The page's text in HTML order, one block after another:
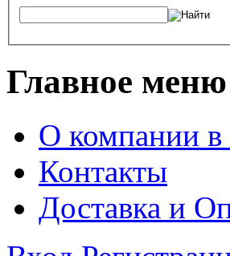
Главное меню
О компании в
Контакты
Доставка и